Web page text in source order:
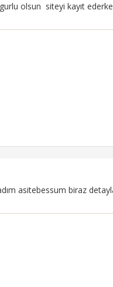
olsun siteyi kayıt
asitebessum biraz